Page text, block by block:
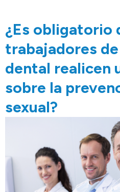
¿Es obligatorio
trabajadores
dental realicen
sobre la
sexual?